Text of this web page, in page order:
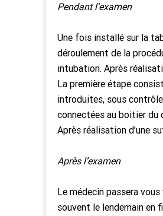
Pendant l’examen
Une fois installé sur la
déroulement de la
intubation. Après
La première étape
introduites, sous
connectées au boitier du
Après réalisation d’une
Après l’examen
Le médecin passera
souvent le lendemain en